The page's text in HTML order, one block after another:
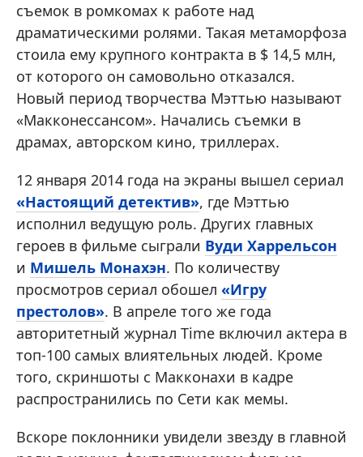
съемок в ромкомах к работе над
драматическими ролями. Такая метаморфоза
стоила ему крупного контракта в $ 14,5 млн,
от которого он самовольно отказался.
Новый период творчества Мэттью называют
«Макконессансом». Начались съемки в
драмах, авторском кино, триллерах.
12 января 2014 года на экраны вышел сериал
«Настоящий детектив», где Мэттью
исполнил ведущую роль. Других главных
героев в фильме сыграли Вуди Харрельсон
и Мишель Монахэн. По количеству
просмотров сериал обошел «Игру
престолов». В апреле того же года
авторитетный журнал Time включил актера в
топ-100 самых влиятельных людей. Кроме
того, скриншоты с Макконахи в кадре
распространились по Сети как мемы.
Вскоре поклонники увидели звезду в главной